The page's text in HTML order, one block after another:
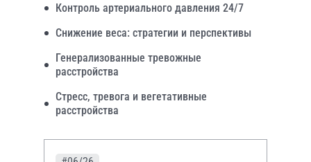
Контроль артериального давления 24/7
Снижение веса: стратегии и перспективы
Генерализованные тревожные
расстройства
Стресс, тревога и вегетативные
расстройства